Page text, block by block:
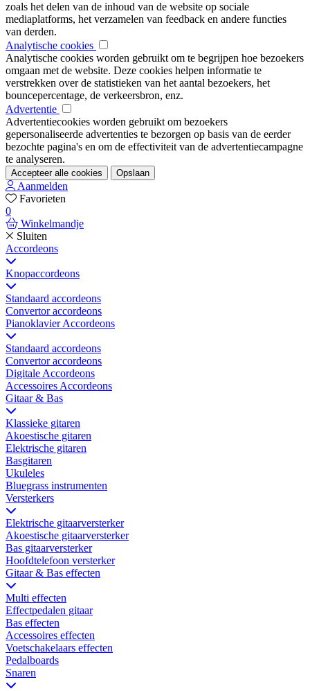
zoals het delen van de inhoud van de website op sociale
mediaplatforms, het verzamelen van feedback en andere functies
van derden.
Analytische cookies
Analytische cookies worden gebruikt om te begrijpen hoe bezoekers
omgaan met de website. Deze cookies helpen informatie te
verstrekken over de statistieken van het aantal bezoekers, het
bouncepercentage, de verkeersbron, enz.
Advertentie
Advertentiecookies worden gebruikt om bezoekers
gepersonaliseerde advertenties te bezorgen op basis van de eerder
bezochte pagina's en om de effectiviteit van de advertentiecampagne
te analyseren.
Accepteer alle cookies Opslaan
Aanmelden
Favorieten
0
Winkelmandje
Sluiten
Accordeons
Knopaccordeons
Standaard accordeons
Convertor accordeons
Pianoklavier Accordeons
Standaard accordeons
Convertor accordeons
Digitale Accordeons
Accessoires Accordeons
Gitaar & Bas
Klassieke gitaren
Akoestische gitaren
Elektrische gitaren
Basgitaren
Ukuleles
Bluegrass instrumenten
Versterkers
Elektrische gitaarversterker
Akoestische gitaarversterker
Bas gitaarversterker
Hoofdtelefoon versterker
Gitaar & Bas effecten
Multi effecten
Effectpedalen gitaar
Bas effecten
Accessoires effecten
Voetschakelaars effecten
Pedalboards
Snaren